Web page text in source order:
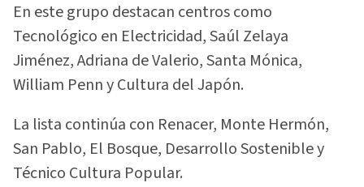
En este grupo destacan centros como
Tecnológico en Electricidad, Saúl Zelaya
Jiménez, Adriana de Valerio, Santa Mónica,
William Penn y Cultura del Japón.
La lista continúa con Renacer, Monte Hermón,
San Pablo, El Bosque, Desarrollo Sostenible y
Técnico Cultura Popular.